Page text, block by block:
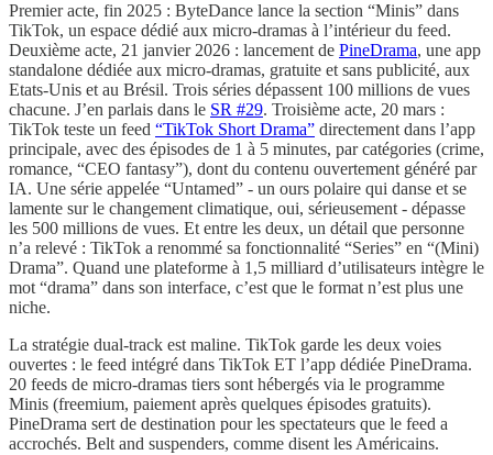
Premier acte, fin 2025 : ByteDance lance la section “Minis” dans
TikTok, un espace dédié aux micro-dramas à l’intérieur du feed.
Deuxième acte, 21 janvier 2026 : lancement de PineDrama, une app
standalone dédiée aux micro-dramas, gratuite et sans publicité, aux
Etats-Unis et au Brésil. Trois séries dépassent 100 millions de vues
chacune. J’en parlais dans le SR #29. Troisième acte, 20 mars :
TikTok teste un feed “TikTok Short Drama” directement dans l’app
principale, avec des épisodes de 1 à 5 minutes, par catégories (crime,
romance, “CEO fantasy”), dont du contenu ouvertement généré par
IA. Une série appelée “Untamed” - un ours polaire qui danse et se
lamente sur le changement climatique, oui, sérieusement - dépasse
les 500 millions de vues. Et entre les deux, un détail que personne
n’a relevé : TikTok a renommé sa fonctionnalité “Series” en “(Mini)
Drama”. Quand une plateforme à 1,5 milliard d’utilisateurs intègre le
mot “drama” dans son interface, c’est que le format n’est plus une
niche.
La stratégie dual-track est maline. TikTok garde les deux voies
ouvertes : le feed intégré dans TikTok ET l’app dédiée PineDrama.
20 feeds de micro-dramas tiers sont hébergés via le programme
Minis (freemium, paiement après quelques épisodes gratuits).
PineDrama sert de destination pour les spectateurs que le feed a
accrochés. Belt and suspenders, comme disent les Américains.